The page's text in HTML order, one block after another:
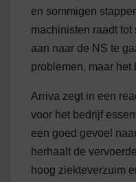
en sommigen
machinisten raadt
aan naar de NS te
problemen, maar het
Arriva zegt in een
voor het bedrijf
een goed gevoel
herhaalt de
hoog ziekteverzuim